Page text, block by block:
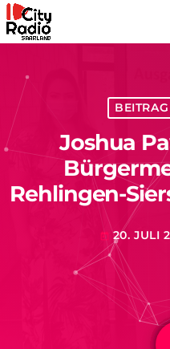
Joshua
Rehlingen-
today 20. JULI